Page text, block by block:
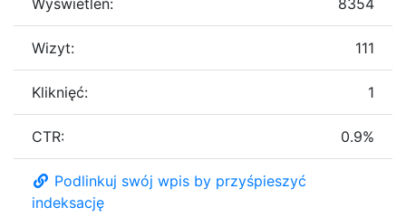
Wizyt: 111
Kliknięć: 1
CTR: 0.9%
Podlinkuj swój wpis by przyśpieszyć
indeksację